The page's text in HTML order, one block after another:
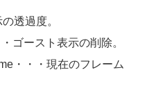
透過度。
ゴースト表示の削除。
・・・現在のフレーム